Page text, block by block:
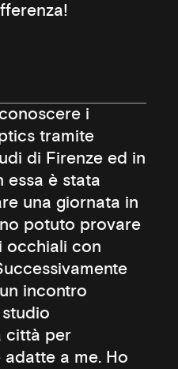
i
tramite
di Firenze ed in
è stata
una giornata in
potuto provare
occhiali con
incontro
città per
a me. Ho